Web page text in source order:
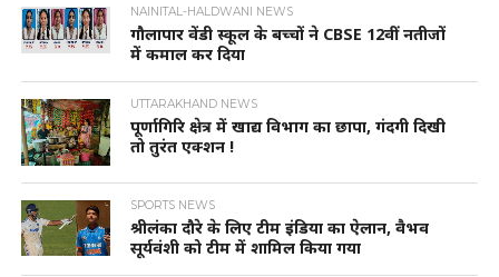
NAINITAL-HALDWANI NEWS
गौलापार वेंडी स्कूल के बच्चों ने CBSE 12वीं नतीजों
में कमाल कर दिया
UTTARAKHAND NEWS
पूर्णागिरि क्षेत्र में खाद्य विभाग का छापा, गंदगी दिखी
तो तुरंत एक्शन !
SPORTS NEWS
श्रीलंका दौरे के लिए टीम इंडिया का ऐलान, वैभव
सूर्यवंशी को टीम में शामिल किया गया